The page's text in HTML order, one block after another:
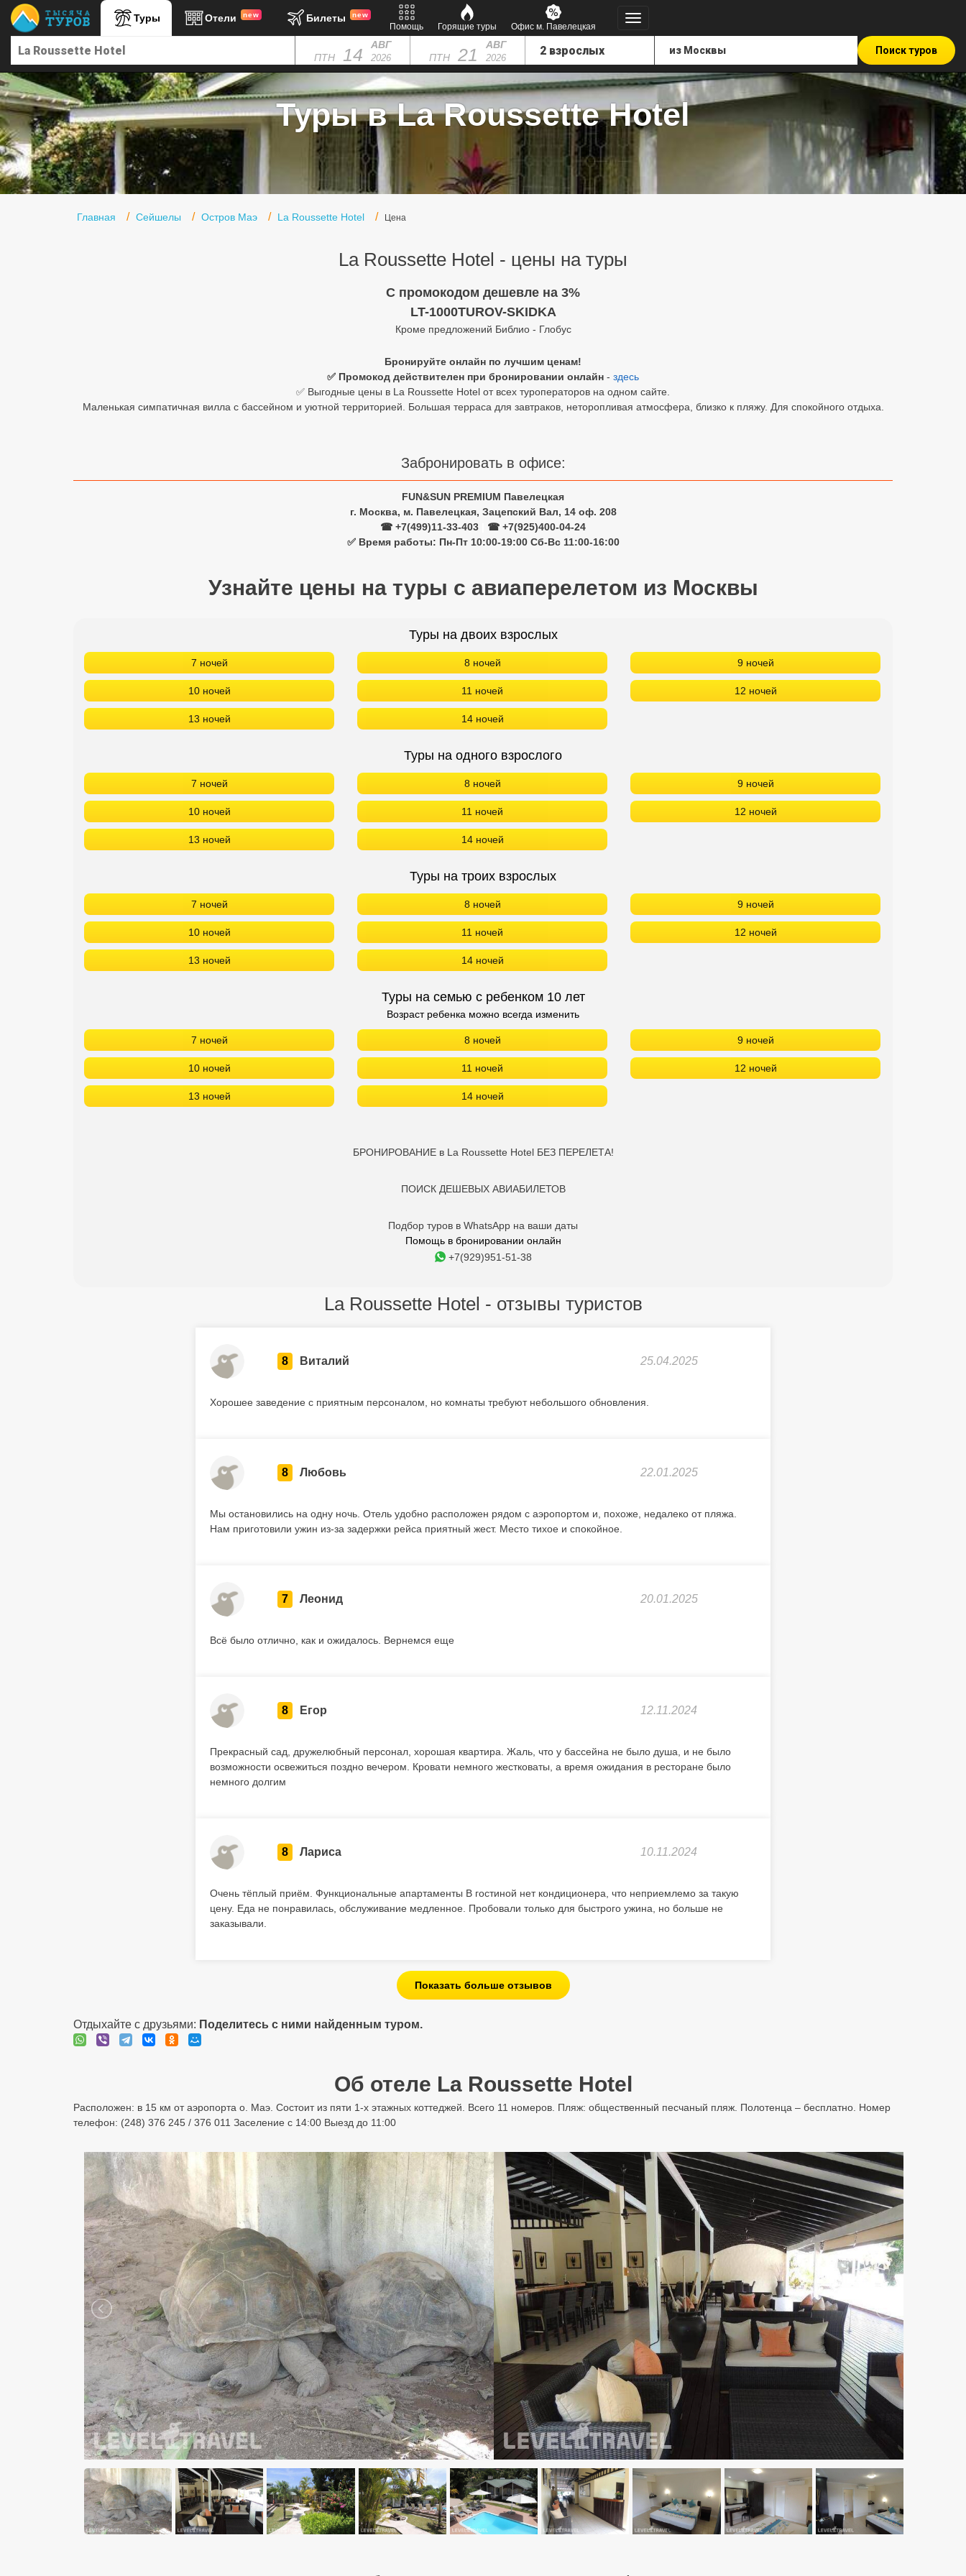
Туры Отели new Билеты new
Помощь Горящие туры Офис м. Павелецкая
ПТН 14 АВГ
2026 ПТН 21 АВГ
2026
Поиск туров
Туры в La Roussette Hotel
Главная Сейшелы Остров Маэ La Roussette Hotel Цена
La Roussette Hotel - цены на туры
C промокодом дешевле на 3%
LT-1000TUROV-SKIDKA
Кроме предложений Библио - Глобус
Бронируйте онлайн по лучшим ценам!
✅ Промокод действителен при бронировании онлайн - здесь
✅ Выгодные цены в La Roussette Hotel от всех туроператоров на одном сайте.
Маленькая симпатичная вилла с бассейном и уютной территорией. Большая терраса для завтраков, неторопливая атмосфера, близко к пляжу. Для спокойного отдыха.
Забронировать в офисе:
FUN&SUN PREMIUM Павелецкая
г. Москва, м. Павелецкая, Зацепский Вал, 14 оф. 208
☎ +7(499)11-33-403
☎ +7(925)400-04-24
✅ Время работы: Пн-Пт 10:00-19:00 Сб-Вс 11:00-16:00
Узнайте цены на туры с авиаперелетом из Москвы
Туры на двоих взрослых
7 ночей 8 ночей 9 ночей
10 ночей 11 ночей 12 ночей
13 ночей 14 ночей
Туры на одного взрослого
7 ночей 8 ночей 9 ночей
10 ночей 11 ночей 12 ночей
13 ночей 14 ночей
Туры на троих взрослых
7 ночей 8 ночей 9 ночей
10 ночей 11 ночей 12 ночей
13 ночей 14 ночей
Туры на семью с ребенком 10 лет
Возраст ребенка можно всегда изменить
7 ночей 8 ночей 9 ночей
10 ночей 11 ночей 12 ночей
13 ночей 14 ночей
БРОНИРОВАНИЕ в La Roussette Hotel БЕЗ ПЕРЕЛЕТА!
ПОИСК ДЕШЕВЫХ АВИАБИЛЕТОВ
Подбор туров в WhatsApp на ваши даты
Помощь в бронировании онлайн
+7(929)951-51-38
La Roussette Hotel - отзывы туристов
8 Виталий 25.04.2025
Хорошее заведение с приятным персоналом, но комнаты требуют небольшого обновления.
8 Любовь 22.01.2025
Мы остановились на одну ночь. Отель удобно расположен рядом с аэропортом и, похоже, недалеко от пляжа.
Нам приготовили ужин из-за задержки рейса приятный жест. Место тихое и спокойное.
7 Леонид 20.01.2025
Всё было отлично, как и ожидалось. Вернемся еще
8 Егор 12.11.2024
Прекрасный сад, дружелюбный персонал, хорошая квартира. Жаль, что у бассейна не было душа, и не было
возможности освежиться поздно вечером. Кровати немного жестковаты, а время ожидания в ресторане было
немного долгим
8 Лариса 10.11.2024
Очень тёплый приём. Функциональные апартаменты В гостиной нет кондиционера, что неприемлемо за такую
цену. Еда не понравилась, обслуживание медленное. Пробовали только для быстрого ужина, но больше не
заказывали.
Показать больше отзывов
Отдыхайте с друзьями: Поделитесь с ними найденным туром.
Об отеле La Roussette Hotel
Расположен: в 15 км от аэропорта о. Маэ. Состоит из пяти 1-х этажных коттеджей. Всего 11 номеров. Пляж: общественный песчаный пляж. Полотенца – бесплатно. Номер
телефон: (248) 376 245 / 376 011 Заселение с 14:00 Выезд до 11:00
Главная
Туры в Турцию
Туры в Египет
Туры в ОАЭ
Офис г. Москва
VIP отели 5 звезд
ТОП 10 недорогих отелей
Лучшие отели 4* звезды
Лучшие отели 3* звезды
Недорогие отели 3*
Сетевые отели Шри Ланки